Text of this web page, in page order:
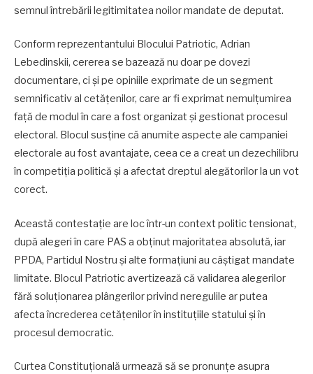
semnul întrebării legitimitatea noilor mandate de deputat.
Conform reprezentantului Blocului Patriotic, Adrian
Lebedinskii, cererea se bazează nu doar pe dovezi
documentare, ci și pe opiniile exprimate de un segment
semnificativ al cetățenilor, care ar fi exprimat nemulțumirea
față de modul în care a fost organizat și gestionat procesul
electoral. Blocul susține că anumite aspecte ale campaniei
electorale au fost avantajate, ceea ce a creat un dezechilibru
în competiția politică și a afectat dreptul alegătorilor la un vot
corect.
Această contestație are loc într-un context politic tensionat,
după alegeri în care PAS a obținut majoritatea absolută, iar
PPDA, Partidul Nostru și alte formațiuni au câștigat mandate
limitate. Blocul Patriotic avertizează că validarea alegerilor
fără soluționarea plângerilor privind neregulile ar putea
afecta încrederea cetățenilor în instituțiile statului și în
procesul democratic.
Curtea Constituțională urmează să se pronunțe asupra